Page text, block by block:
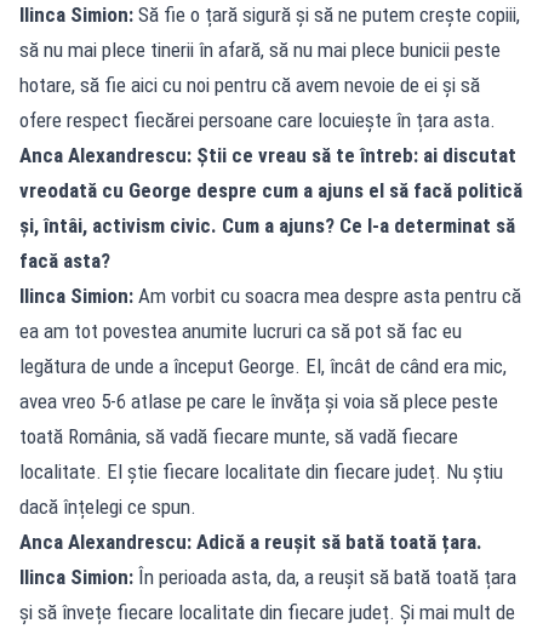
Ilinca Simion: Să fie o țară sigură și să ne putem crește copiii,
să nu mai plece tinerii în afară, să nu mai plece bunicii peste
hotare, să fie aici cu noi pentru că avem nevoie de ei și să
ofere respect fiecărei persoane care locuiește în țara asta.
Anca Alexandrescu: Știi ce vreau să te întreb: ai discutat
vreodată cu George despre cum a ajuns el să facă politică
și, întâi, activism civic. Cum a ajuns? Ce l-a determinat să
facă asta?
Ilinca Simion: Am vorbit cu soacra mea despre asta pentru că
ea am tot povestea anumite lucruri ca să pot să fac eu
legătura de unde a început George. El, încât de când era mic,
avea vreo 5-6 atlase pe care le învăța și voia să plece peste
toată România, să vadă fiecare munte, să vadă fiecare
localitate. El știe fiecare localitate din fiecare județ. Nu știu
dacă înțelegi ce spun.
Anca Alexandrescu: Adică a reușit să bată toată țara.
Ilinca Simion: În perioada asta, da, a reușit să bată toată țara
și să învețe fiecare localitate din fiecare județ. Și mai mult de